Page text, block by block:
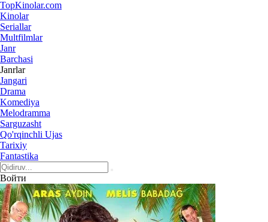
TopKinolar.com
Kinolar
Seriallar
Multfilmlar
Janr
Barchasi
Janrlar
Jangari
Drama
Komediya
Melodramma
Sarguzasht
Qo'rqinchli Ujas
Tarixiy
Fantastika
Войти